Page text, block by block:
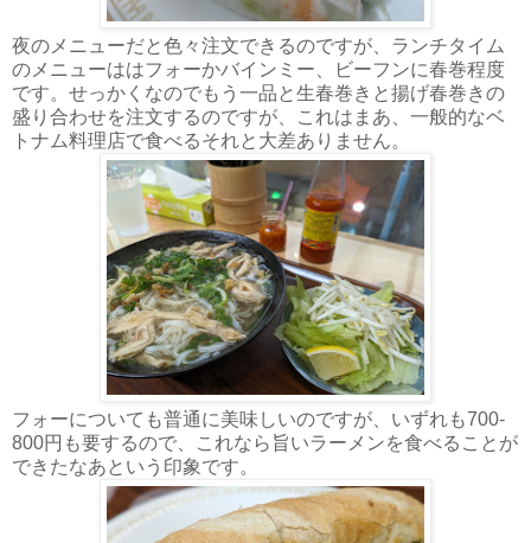
夜のメニューだと色々注文できるのですが、ランチタイム
のメニューははフォーかバインミー、ビーフンに春巻程度
です。せっかくなのでもう一品と生春巻きと揚げ春巻きの
盛り合わせを注文するのですが、これはまあ、一般的なベ
トナム料理店で食べるそれと大差ありません。
フォーについても普通に美味しいのですが、いずれも700-
800円も要するので、これなら旨いラーメンを食べることが
できたなあという印象です。